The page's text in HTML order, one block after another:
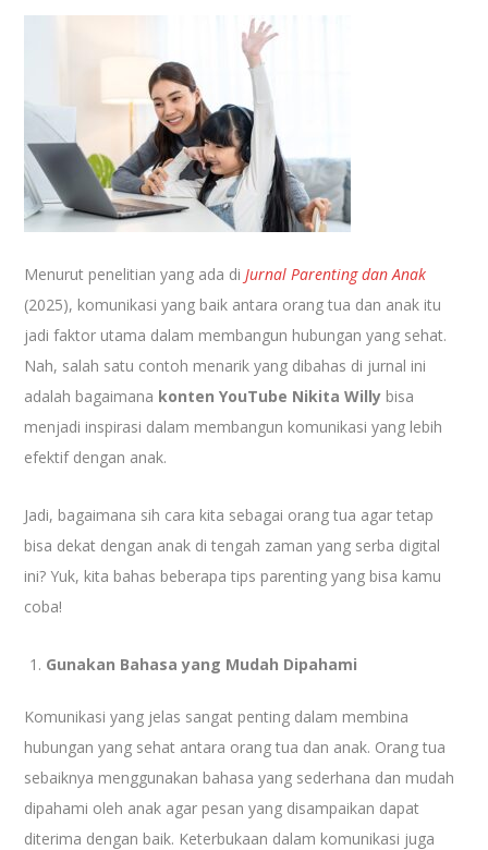
Menurut penelitian yang ada di Jurnal Parenting dan Anak
(2025), komunikasi yang baik antara orang tua dan anak itu
jadi faktor utama dalam membangun hubungan yang sehat.
Nah, salah satu contoh menarik yang dibahas di jurnal ini
adalah bagaimana konten YouTube Nikita Willy bisa
menjadi inspirasi dalam membangun komunikasi yang lebih
efektif dengan anak.
Jadi, bagaimana sih cara kita sebagai orang tua agar tetap
bisa dekat dengan anak di tengah zaman yang serba digital
ini? Yuk, kita bahas beberapa tips parenting yang bisa kamu
coba!
Gunakan Bahasa yang Mudah Dipahami
Komunikasi yang jelas sangat penting dalam membina
hubungan yang sehat antara orang tua dan anak. Orang tua
sebaiknya menggunakan bahasa yang sederhana dan mudah
dipahami oleh anak agar pesan yang disampaikan dapat
diterima dengan baik. Keterbukaan dalam komunikasi juga